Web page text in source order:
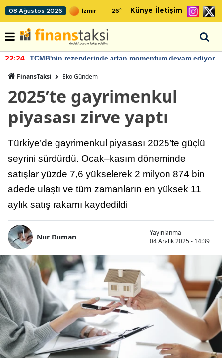
08 Ağustos 2026 26° Künye İletişim
ediyor 12:03
Bakan Şimşek, Batman Havalimanı için
FinansTaksi Eko Gündem
2025’te gayrimenkul
piyasası zirve yaptı
Türkiye’de gayrimenkul piyasası 2025’te güçlü
seyrini sürdürdü. Ocak–kasım döneminde
satışlar yüzde 7,6 yükselerek 2 milyon 874 bin
adede ulaştı ve tüm zamanların en yüksek 11
aylık satış rakamı kaydedildi
Nur Duman
Yayınlanma
04 Aralık 2025 - 14:39